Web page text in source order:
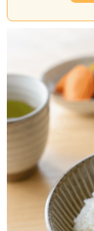
「彩り小箱 細切塩吹
に贈りやすい小さなギ
ンで、ちょっとしたお
細切塩吹昆布は、昆
品。炊きたてのご飯
味付けにも使いやす